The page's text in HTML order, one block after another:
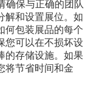
确保与正确的团队
解和设置展位。如
何包装展品的每个
您可以在不损坏设
的存储设施。如果
将节省时间和金